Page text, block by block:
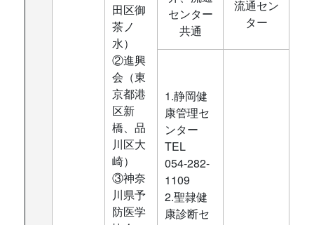
田区御
茶ノ
水）
②進興
会（東
京都港
区新
橋、品
川区大
崎）
③神奈
川県予
防医学
センター
共通
流通セン
ター
1.静岡健
康管理セ
ンター
TEL
054-282-
1109
2.聖隷健
康診断セ